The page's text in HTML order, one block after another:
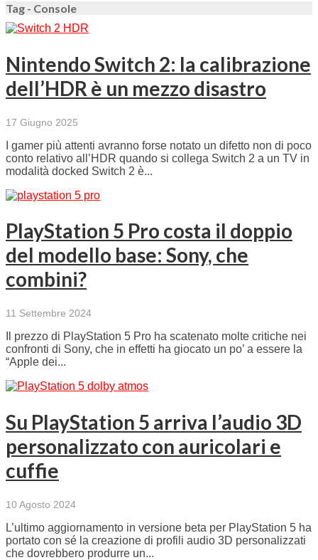
Tag - Console
Nintendo Switch 2: la calibrazione
dell’HDR è un mezzo disastro
17 Giugno 2025
I gamer più attenti avranno forse notato un difetto non di poco
conto relativo all’HDR quando si collega Switch 2 a un TV in
modalità docked Switch 2 è...
PlayStation 5 Pro costa il doppio
del modello base: Sony, che
combini?
11 Settembre 2024
Il prezzo di PlayStation 5 Pro ha scatenato molte critiche nei
confronti di Sony, che in effetti ha giocato un po’ a essere la
“Apple dei...
Su PlayStation 5 arriva l’audio 3D
personalizzato con auricolari e
cuffie
10 Agosto 2024
L’ultimo aggiornamento in versione beta per PlayStation 5 ha
portato con sé la creazione di profili audio 3D personalizzati
che dovrebbero produrre un...